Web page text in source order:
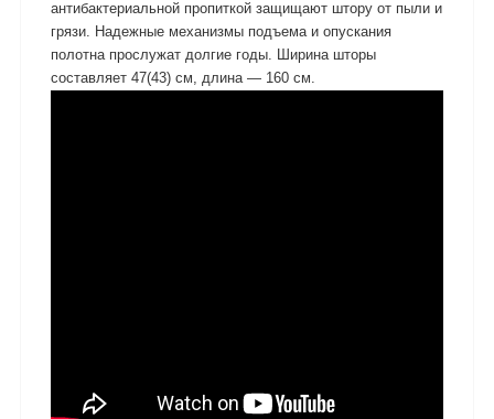
антибактериальной пропиткой защищают штору от пыли и
грязи. Надежные механизмы подъема и опускания
полотна прослужат долгие годы. Ширина шторы
составляет 47(43) см, длина — 160 см.